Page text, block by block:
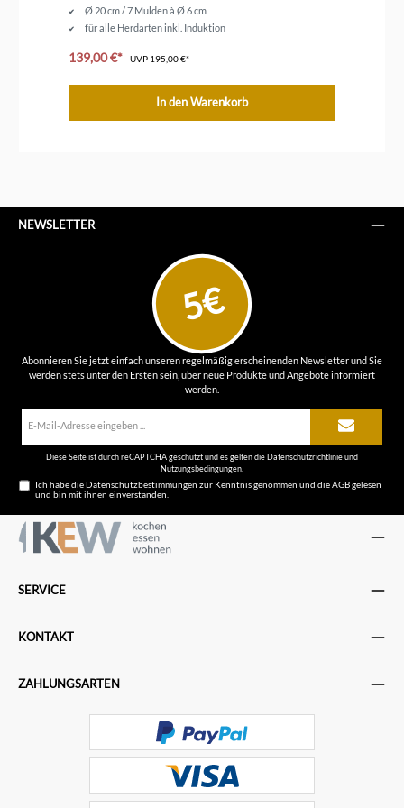
Ø 20 cm / 7 Mulden à Ø 6 cm
für alle Herdarten inkl. Induktion
139,00 €* UVP 195,00 €*
In den Warenkorb
NEWSLETTER
5€
Abonnieren Sie jetzt einfach unseren regelmäßig erscheinenden Newsletter und Sie
werden stets unter den Ersten sein, über neue Produkte und Angebote informiert
werden.
Diese Seite ist durch reCAPTCHA geschützt und es gelten dieDatenschutzrichtlinieund
Nutzungsbedingungen
Ich habe dieDatenschutzbestimmungen zur Kenntnis genommen und dieAGBgelesen
und bin mit ihnen einverstanden.
SERVICE
KONTAKT
ZAHLUNGSARTEN